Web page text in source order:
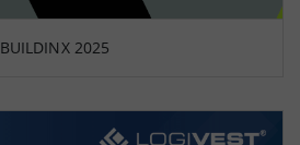
BUILDINX 2025